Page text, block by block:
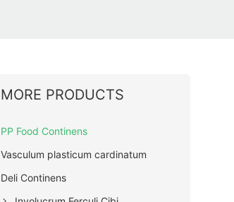
MORE PRODUCTS
PP Food Continens
Vasculum plasticum cardinatum
Deli Continens